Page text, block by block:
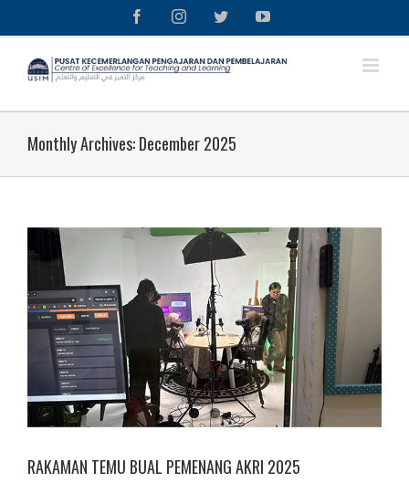
FacebookInstagramTwitterYouTube
Monthly Archives:December 2025
RAKAMAN TEMU BUAL PEMENANG AKRI 2025